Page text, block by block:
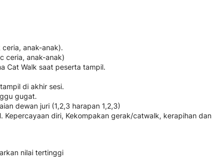
anak-anak).
ceria, anak-anak)
Cat Walk saat peserta tampil.
di akhir sesi.
gugat.
dewan juri (1,2,3 harapan 1,2,3)
Kepercayaan diri, Kekompakan gerak/catwalk, kerapihan dan
nilai tertinggi